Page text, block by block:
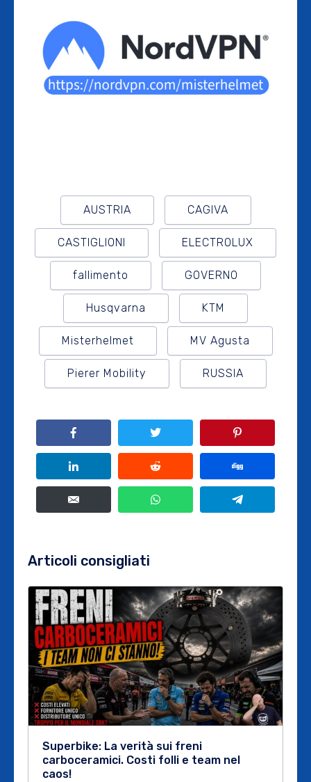
AUSTRIA CAGIVA
CASTIGLIONI ELECTROLUX
fallimento GOVERNO
Husqvarna KTM
Misterhelmet MV Agusta
Pierer Mobility RUSSIA
Articoli consigliati
Superbike: La verità sui freni
carboceramici. Costi folli e team nel
caos!